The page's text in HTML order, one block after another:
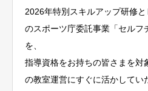
2026年特別スキルアップ研修
のスポーツ庁委託事業「セルフ
を、
指導資格をお持ちの皆さまを対
の教室運営にすぐに活かしてい